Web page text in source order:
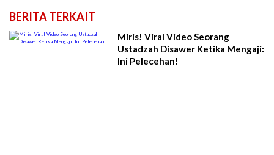
BERITA TERKAIT
Miris! Viral Video Seorang
Ustadzah Disawer Ketika Mengaji:
Ini Pelecehan!